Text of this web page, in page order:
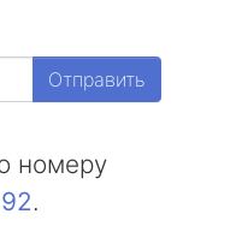
Отправить
номеру
.